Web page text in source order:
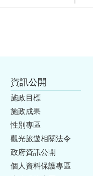
資訊公開
施政目標
施政成果
性別專區
觀光旅遊相關法令
政府資訊公開
個人資料保護專區